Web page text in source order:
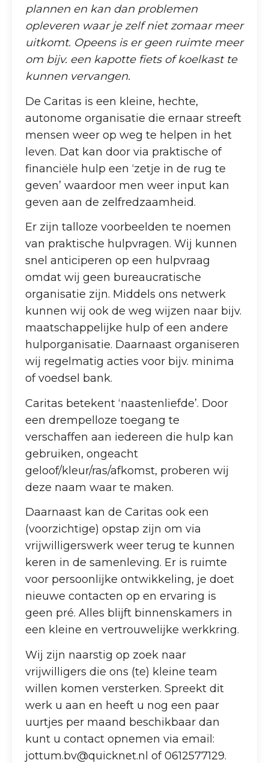
plannen en kan dan problemen
opleveren waar je zelf niet zomaar meer
uitkomt. Opeens is er geen ruimte meer
om bijv. een kapotte fiets of koelkast te
kunnen vervangen.
De Caritas is een kleine, hechte,
autonome organisatie die ernaar streeft
mensen weer op weg te helpen in het
leven. Dat kan door via praktische of
financiële hulp een ‘zetje in de rug te
geven’ waardoor men weer input kan
geven aan de zelfredzaamheid.
Er zijn talloze voorbeelden te noemen
van praktische hulpvragen. Wij kunnen
snel anticiperen op een hulpvraag
omdat wij geen bureaucratische
organisatie zijn. Middels ons netwerk
kunnen wij ook de weg wijzen naar bijv.
maatschappelijke hulp of een andere
hulporganisatie. Daarnaast organiseren
wij regelmatig acties voor bijv. minima
of voedsel bank.
Caritas betekent ‘naastenliefde’. Door
een drempelloze toegang te
verschaffen aan iedereen die hulp kan
gebruiken, ongeacht
geloof/kleur/ras/afkomst, proberen wij
deze naam waar te maken.
Daarnaast kan de Caritas ook een
(voorzichtige) opstap zijn om via
vrijwilligerswerk weer terug te kunnen
keren in de samenleving. Er is ruimte
voor persoonlijke ontwikkeling, je doet
nieuwe contacten op en ervaring is
geen pré. Alles blijft binnenskamers in
een kleine en vertrouwelijke werkkring.
Wij zijn naarstig op zoek naar
vrijwilligers die ons (te) kleine team
willen komen versterken. Spreekt dit
werk u aan en heeft u nog een paar
uurtjes per maand beschikbaar dan
kunt u contact opnemen via email:
jottum.bv@quicknet.nl of 0612577129.